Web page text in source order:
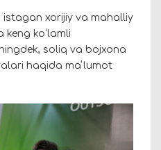
istagan xorijiy va mahalliy
koʻlamli
soliq va bojxona
haqida maʼlumot